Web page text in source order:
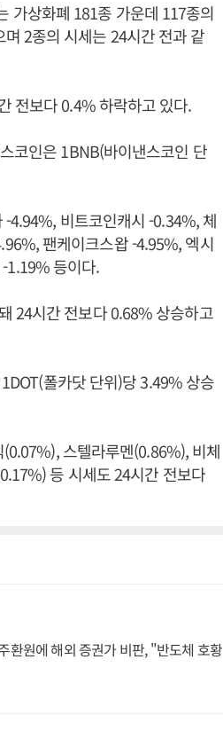
가상화폐 181종 가운데 117종의
2종의 시세는 24시간 전과 같
전보다 0.4% 하락하고 있다.
코인은 1BNB(바이낸스코인 단
4.94%, 비트코인캐시 -0.34%, 체
팬케이크스왑 -4.95%, 엑시
1.19% 등이다.
24시간 전보다 0.68% 상승하고
폴카닷 단위)당 3.49% 상승
스텔라루멘(0.86%), 비체
등 시세도 24시간 전보다
환원에 해외 증권가 비판, "반도체 호황